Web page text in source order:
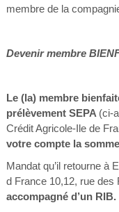
membre de la
Devenir membre
Le (la) membre
prélèvement SEPA (ci-
Crédit Agricole-Ile de
votre compte la
Mandat qu’il retourne à
d France 10,12, rue des
accompagné d’un RIB.